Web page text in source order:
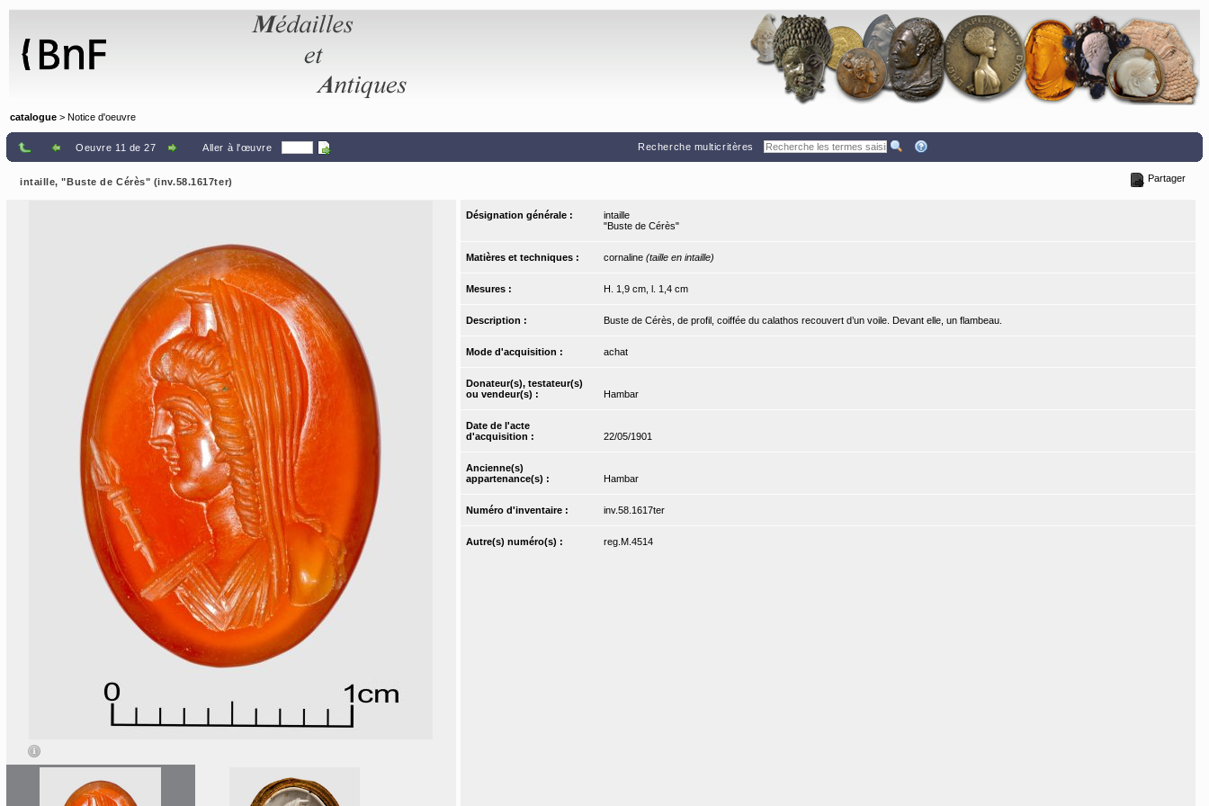
catalogue > Notice d'oeuvre
Oeuvre 11 de 27 Aller à l'œuvre Recherche multicritères
intaille, "Buste de Cérès" (inv.58.1617ter) Partager
Désignation générale :
intaille
"Buste de Cérès"
Matières et techniques : cornaline (taille en intaille)
Mesures : H. 1,9 cm, l. 1,4 cm
Description : Buste de Cérès, de profil, coiffée du calathos recouvert d’un voile. Devant elle, un flambeau.
Mode d'acquisition : achat
Donateur(s), testateur(s)
ou vendeur(s) :
Hambar
Date de l'acte
d'acquisition :
22/05/1901
Ancienne(s)
appartenance(s) :
Hambar
Numéro d'inventaire : inv.58.1617ter
Autre(s) numéro(s) : reg.M.4514